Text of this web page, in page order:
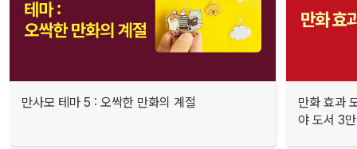
만사모 테마 5 : 오싹한 만화의 계절
만화 효과
야 도서 3